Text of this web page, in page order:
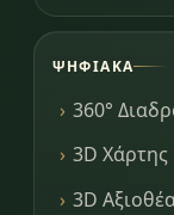
ΨΗΦΙΑΚΆ
360°
3D Χάρτης
3D